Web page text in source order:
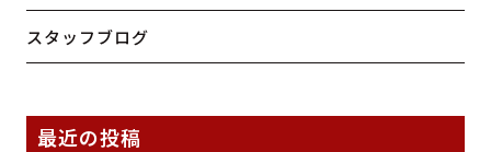
スタッフブログ
最近の投稿